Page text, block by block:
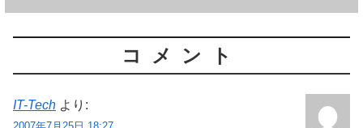
コメント
IT-Tech より:
2007年7月25日 18:27